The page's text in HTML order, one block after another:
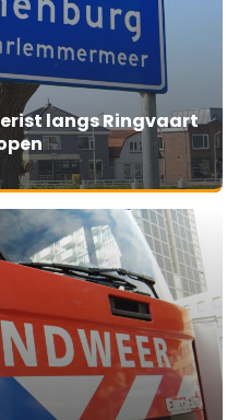
langs Ringvaart